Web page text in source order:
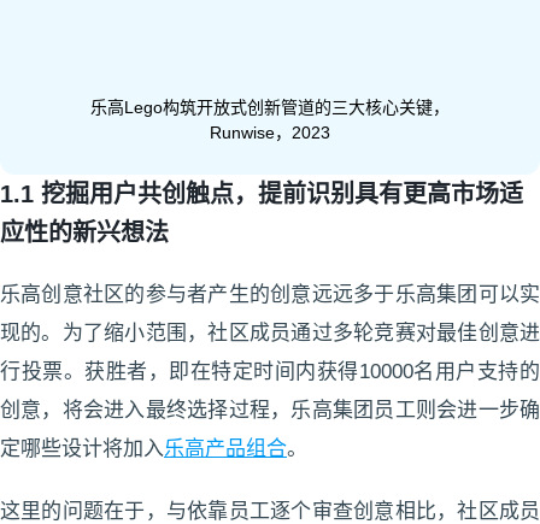
乐高Lego构筑开放式创新管道的三大核心关键，
Runwise，2023
1.1 挖掘用户共创触点，提前识别具有更高市场适
应性的新兴想法
乐高创意社区的参与者产生的创意远远多于乐高集团可以实
现的。为了缩小范围，社区成员通过多轮竞赛对最佳创意进
行投票。获胜者，即在特定时间内获得10000名用户支持的
创意，将会进入最终选择过程，乐高集团员工则会进一步确
定哪些设计将加入 乐高产品组合。
这里的问题在于，与依靠员工逐个审查创意相比，社区成员